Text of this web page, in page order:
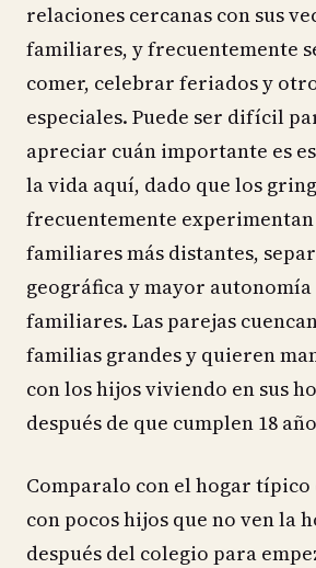
relaciones cercanas con sus
familiares, y frecuentemente
comer, celebrar feriados y
especiales. Puede ser difícil
apreciar cuán importante es
la vida aquí, dado que los
frecuentemente
familiares más distantes,
geográfica y mayor autonomía
familiares. Las parejas
familias grandes y quieren
con los hijos viviendo en sus
después de que cumplen 18
Comparalo con el hogar típico
con pocos hijos que no ven la
después del colegio para